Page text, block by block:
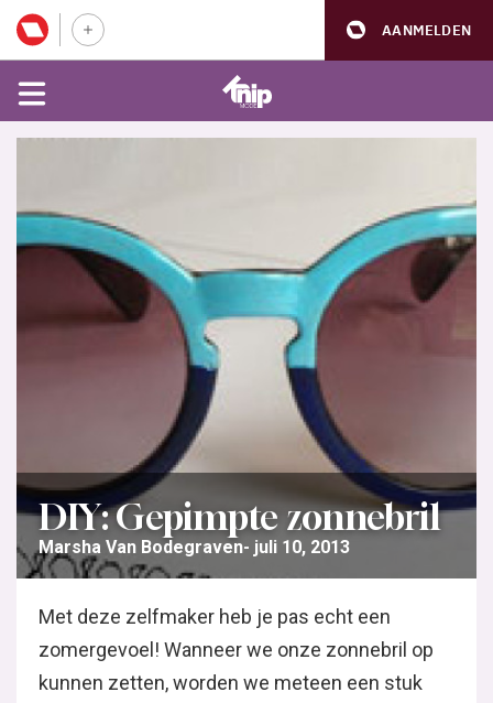
AANMELDEN
DIY: Gepimpte zonnebril
Marsha Van Bodegraven juli 10, 2013
Met deze zelfmaker heb je pas echt een
zomergevoel! Wanneer we onze zonnebril op
kunnen zetten, worden we meteen een stuk